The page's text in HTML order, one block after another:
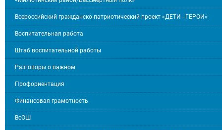
Всероссийский гражданско-патриотический проект «ДЕТИ - ГЕРОИ»
Воспитательная работа
Штаб воспитательной работы
Разговоры о важном
Профориентация
Финансовая грамотность
ВсОШ